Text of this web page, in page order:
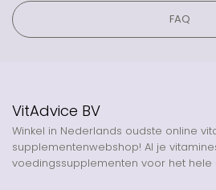
FAQ
VitAdvice BV
Winkel in Nederlands oudste online
supplementenwebshop! Al je
voedingssupplementen voor het hele